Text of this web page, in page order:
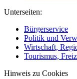
Unterseiten:
Bürgerservice
Politik und
Wirtschaft,
Tourismus,
Hinweis zu Cookies